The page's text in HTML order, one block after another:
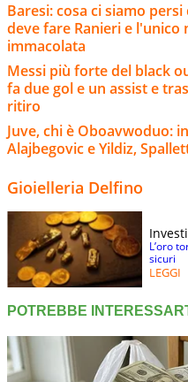
Baresi: cosa ci siamo
deve fare Ranieri e l'unico
immacolata
Messi più forte del black
fa due gol e un assist e
ritiro
Juve, chi è Oboavwoduo:
Alajbegovic e Yildiz,
Gioielleria Delfino
L’oro
sicuri
LEGGI